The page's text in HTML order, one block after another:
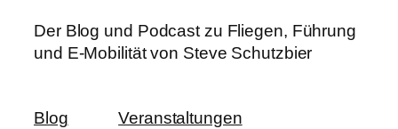
Der Blog und Podcast zu Fliegen, Führung
und E-Mobilität von Steve Schutzbier
Blog
Veranstaltungen